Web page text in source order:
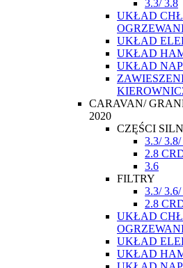
3.3/ 3.8
UKŁAD
UKŁAD
UKŁAD
UKŁAD
CARAVAN/
2020
CZĘŚCI
3.3/ 3.8/
2.8
3.6
FILTRY
3.3/
2.8
UKŁAD
UKŁAD
UKŁAD